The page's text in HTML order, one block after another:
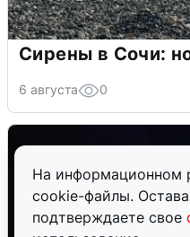
На информационном
cookie-файлы.
подтверждаете свое
Сирены в Сочи:
6 августа 0